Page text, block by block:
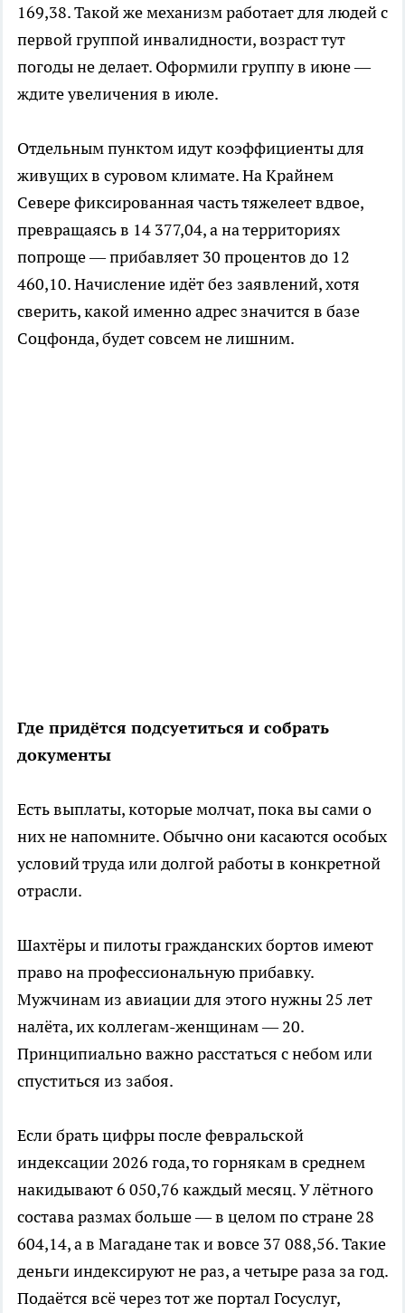
169,38. Такой же механизм работает для людей с
первой группой инвалидности, возраст тут
погоды не делает. Оформили группу в июне —
ждите увеличения в июле.
Отдельным пунктом идут коэффициенты для
живущих в суровом климате. На Крайнем
Севере фиксированная часть тяжелеет вдвое,
превращаясь в 14 377,04, а на территориях
попроще — прибавляет 30 процентов до 12
460,10. Начисление идёт без заявлений, хотя
сверить, какой именно адрес значится в базе
Соцфонда, будет совсем не лишним.
Где придётся подсуетиться и собрать
документы
Есть выплаты, которые молчат, пока вы сами о
них не напомните. Обычно они касаются особых
условий труда или долгой работы в конкретной
отрасли.
Шахтёры и пилоты гражданских бортов имеют
право на профессиональную прибавку.
Мужчинам из авиации для этого нужны 25 лет
налёта, их коллегам-женщинам — 20.
Принципиально важно расстаться с небом или
спуститься из забоя.
Если брать цифры после февральской
индексации 2026 года, то горнякам в среднем
накидывают 6 050,76 каждый месяц. У лётного
состава размах больше — в целом по стране 28
604,14, а в Магадане так и вовсе 37 088,56. Такие
деньги индексируют не раз, а четыре раза за год.
Подаётся всё через тот же портал Госуслуг,